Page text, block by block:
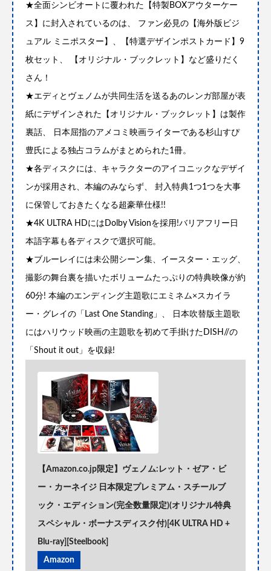
★全面シンビオートに覆われた【特製BOXアウターケー
ス】に封入されているのは、 ファン必見の【海外版ビジ
ュアル ミニポスター】、【特選デザインポストカード】9
枚セット、 【オリジナル・ブックレット】など盛りだく
さん！
★エディとヴェノムが共同生活を送るあのレンガ部屋が表
紙にデザインされた【オリジナル・ブックレット】は製作
裏話、 日本屈指のアメコミ映画ライターである杉山すぴ
豊氏による独占コラムがまとめられた1冊。
★各ディスクには、キャラクターのアイコニックなデザイ
ンが採用され、本編のみならず、 封入特典1つ1つを大事
に保管しておきたくなる超豪華仕様!!
★4K ULTRA HDにはDolby Visionを採用!バリアフリー日
本語字幕も各ディスクで選択可能。
★ブルーレイには未公開シーン集、イースター・エッグ、
撮影の舞台裏を描いたボリュームたっぷりの特典映像が約
60分! 本編のエンディング主題歌にエミネム×スカイラ
ー・グレイの「Last One Standing」、 日本吹替版主題歌
にはハリウッド映画の主題歌を初めて手掛けたDISH//の
「Shout it out」を収録!
【Amazon.co.jp限定】ヴェノム:レット・ゼア・ビ
ー・カーネイジ 日本限定プレミアム・スチールブ
ック・エディション(完全数量限定)(オリジナル特典
スペシャル・ボーナスディスク付)[4K ULTRA HD +
Blu-ray][Steelbook]
Amazon